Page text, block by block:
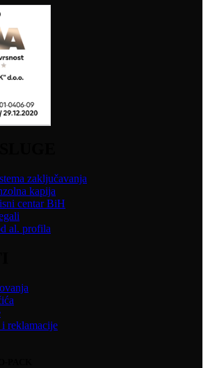
zaključavanja
kapija
centar BiH
al. profila
reklamacije